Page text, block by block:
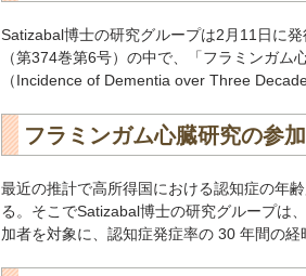
Satizabal博士の研究グループは2月11日に
（第374巻第6号）の中で、「フラミンガム
（Incidence of Dementia over Three
フラミンガム心臓研究の参
最近の推計で高所得国における認知症の年
る。そこでSatizabal博士の研究グループは
加者を対象に、認知症発症率の 30 年間の経